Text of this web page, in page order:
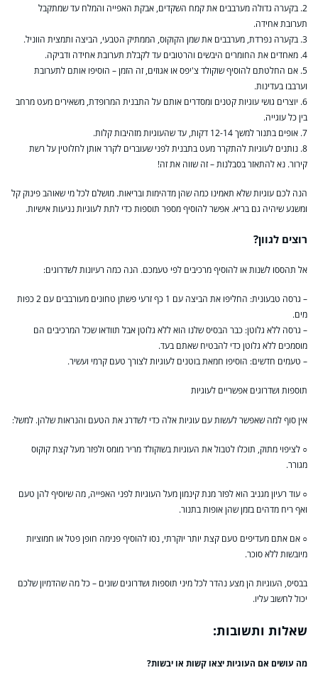
2. בקערה גדולה מערבבים את קמח השקדים, אבקת האפייה והמלח עד שמתקבל
תערובת אחידה.
3. בקערה נפרדת, מערבבים את שמן הקוקוס, הממתיק הטבעי, הביצה ותמצית הווניל.
4. מאחדים את החומרים היבשים והרטובים עד לקבלת תערובת אחידה ודביקה.
5. אם החלטתם להוסיף שוקולד צ'יפס או אגוזים, זה הזמן – הוסיפו אותם לתערובת
וערבבו בעדינות.
6. יוצרים גושי עוגיות קטנים ומסדרים אותם על התבנית המרופדת, משאירים מעט מרחב
בין כל עוגייה.
7. אופים בתנור למשך 12-14 דקות, עד שהעוגיות מזהיבות קלות.
8. נותנים לעוגיות להתקרר מעט בתבנית לפני שעוברים לקרר אותן לחלוטין על רשת
קירור. נא להתאזר בסבלנות – זה שווה את זה!
הנה לכם עוגיות שלא תאמינו כמה שהן מדהימות ובריאות. מושלם לכל מי שאוהב פינוק קל
ומשגע שיהיה גם בריא. אפשר להוסיף מספר תוספות כדי לתת לעוגיות נגיעות אישיות.
רוצים לגוון?
אל תהססו לשנות או להוסיף מרכיבים לפי טעמכם. הנה כמה רעיונות לשדרוגים:
– גרסה טבעונית: החליפו את הביצה עם 1 כף זרעי פשתן טחונים מעורבבים עם 2 כפות
מים.
– גרסה ללא גלוטן: כבר הבסיס שלנו הוא ללא גלוטן אבל תוודאו שכל המרכיבים הם
מוסמכים ללא גלוטן כדי להבטיח שאתם בעד.
– טעמים חדשים: הוסיפו חמאת בוטנים לעוגיות לצורך טעם קרמי ועשיר.
תוספות ושדרוגים אפשריים לעוגיות
אין סוף למה שאפשר לעשות עם עוגיות אלה כדי לשדרג את הטעם והנראות שלהן. למשל:
○ לציפוי מתוק, תוכלו לטבול את העוגיות בשוקולד מריר מומס ולפזר מעל קצת קוקוס
מגורר.
○ עוד רעיון מגניב הוא לפזר מנת קינמון מעל העוגיות לפני האפייה, מה שיוסיף להן טעם
ואף ריח מדהים בזמן שהן אופות בתנור.
○ אם אתם מעדיפים טעם קצת יותר יוקרתי, נסו להוסיף פנימה חופן פטל או חמוציות
מיובשות ללא סוכר.
בבסיס, העוגיות הן מצע נהדר לכל מיני תוספות ושדרוגים שונים – כל מה שהדמיון שלכם
יכול לחשוב עליו.
שאלות ותשובות:
מה עושים אם העוגיות יצאו קשות או יבשות?